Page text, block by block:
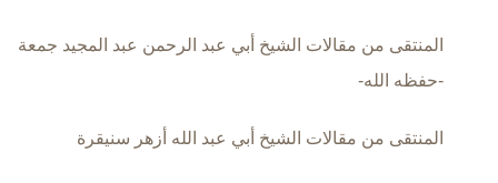
المنتقى من مقالات الشيخ أبي عبد الرحمن عبد المجيد جمعة
-حفظه الله-
المنتقى من مقالات الشيخ أبي عبد الله أزهر سنيقرة